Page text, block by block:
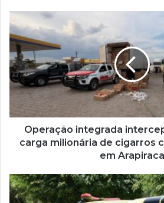
Operação integrada
carga milionária de cigarros
em Arapiraca